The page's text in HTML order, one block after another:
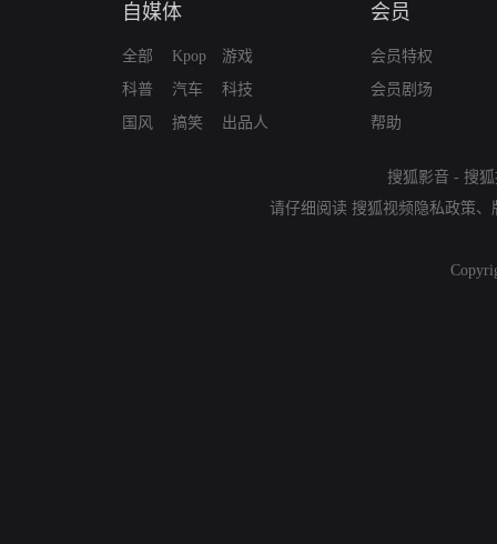
自媒体
全部
科普
国风
Kpop
汽车
搞笑
游戏
科技
出品人
会员
会员特权
会员剧场
帮助
搜狐影音 - 搜
请仔细阅读 搜狐视频隐私政策、